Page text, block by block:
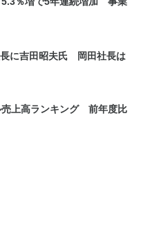
に吉田昭夫氏 岡田社長は
売上高ランキング 前年度比